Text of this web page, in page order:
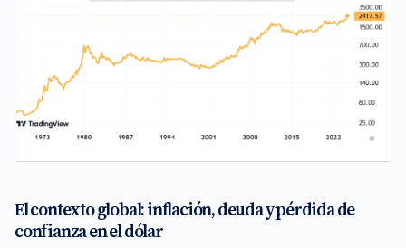
El contexto global: inflación, deuda y pérdida de
confianza en el dólar